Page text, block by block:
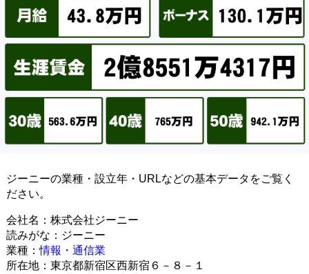
ジーニーの業種・設立年・URLなどの基本データをご覧く
ださい。
会社名：株式会社ジーニー
読みがな：ジーニー
業種：情報・通信業
所在地：東京都新宿区西新宿６－８－１